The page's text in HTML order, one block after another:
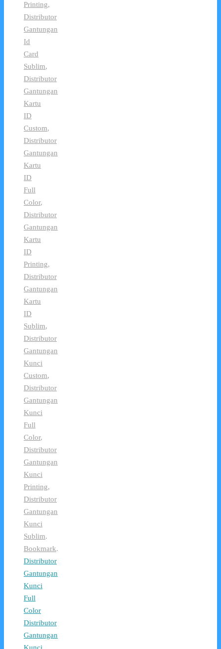
Printing,
Distributor
Gantungan
Id
Card
Sublim,
Distributor
Gantungan
Kartu
ID
Custom,
Distributor
Gantungan
Kartu
ID
Full
Color,
Distributor
Gantungan
Kartu
ID
Printing,
Distributor
Gantungan
Kartu
ID
Sublim,
Distributor
Gantungan
Kunci
Custom,
Distributor
Gantungan
Kunci
Full
Color,
Distributor
Gantungan
Kunci
Printing,
Distributor
Gantungan
Kunci
Sublim.
Bookmark.
Distributor
Gantungan
Kunci
Full
Color
Distributor
Gantungan